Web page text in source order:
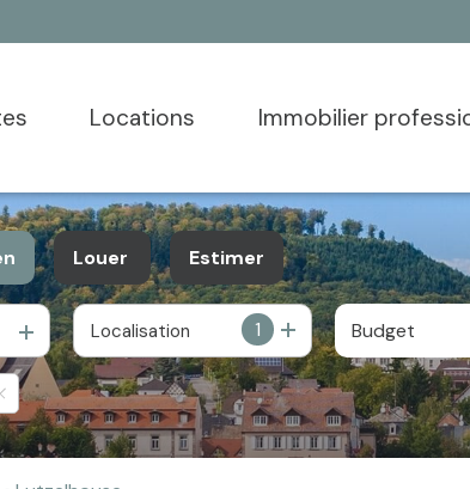
locations immobilier
Ventes
Locations
Louer
à l'année
De l'immo pro
Estimer
1
Localisation Budget